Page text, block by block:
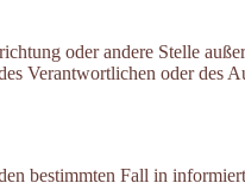
oder andere Stelle
Verantwortlichen oder des
bestimmten Fall in